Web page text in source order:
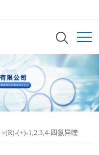
>(R)-(+)-1,2,3,4-四氢异喹